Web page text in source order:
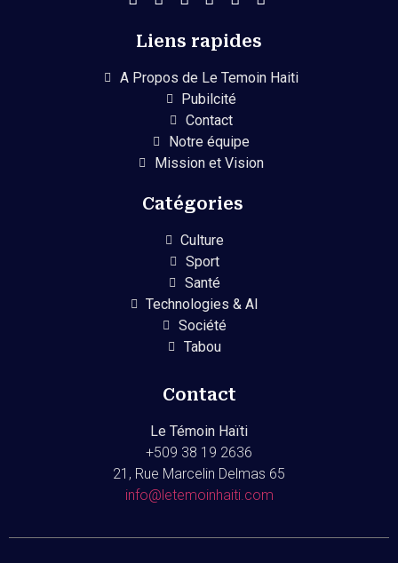
Liens rapides
A Propos de Le Temoin Haiti
Pubilcité
Contact
Notre équipe
Mission et Vision
Catégories
Culture
Sport
Santé
Technologies & AI
Société
Tabou
Contact
Le Témoin Haïti
+509 38 19 2636
21, Rue Marcelin Delmas 65
info@letemoinhaiti.com